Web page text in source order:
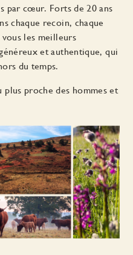
par cœur. Forts de 20 ans
chaque recoin, chaque
les meilleurs
et authentique, qui
du temps.
proche des hommes et